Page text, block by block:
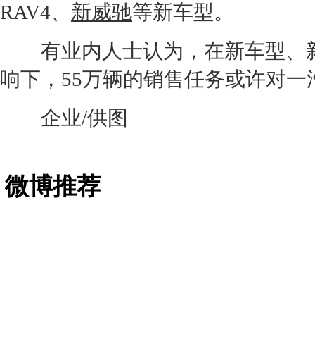
RAV4、 新威驰等新车型。
有业内人士认为，在新车型、
响下，55万辆的销售任务或许对一
企业/供图
微博推荐